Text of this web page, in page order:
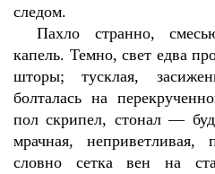
следом.
Пахло странно,
капель. Темно, свет едва
шторы; тусклая,
болталась на
пол скрипел, стонал —
мрачная,
словно сетка вен на